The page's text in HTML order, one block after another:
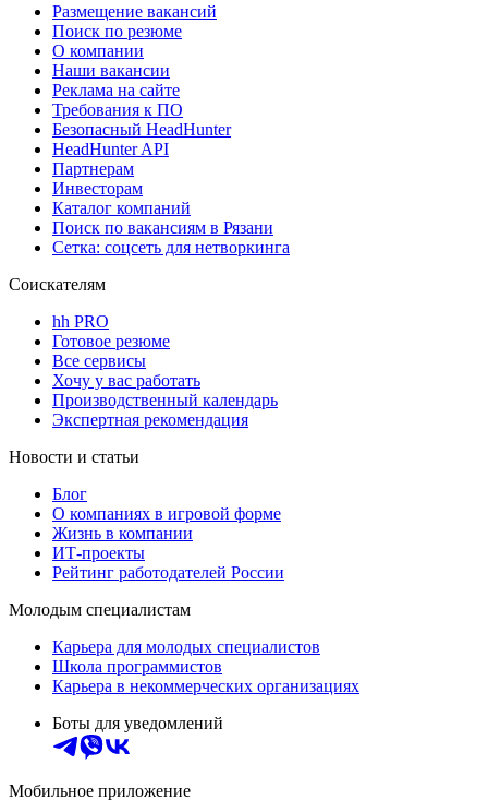
Размещение вакансий
Поиск по резюме
О компании
Наши вакансии
Реклама на сайте
Требования к ПО
Безопасный HeadHunter
HeadHunter API
Партнерам
Инвесторам
Каталог компаний
Поиск по вакансиям в Рязани
Сетка: соцсеть для нетворкинга
Соискателям
hh PRO
Готовое резюме
Все сервисы
Хочу у вас работать
Производственный календарь
Экспертная рекомендация
Новости и статьи
Блог
О компаниях в игровой форме
Жизнь в компании
ИТ-проекты
Рейтинг работодателей России
Молодым специалистам
Карьера для молодых специалистов
Школа программистов
Карьера в некоммерческих организациях
Боты для уведомлений
Мобильное приложение